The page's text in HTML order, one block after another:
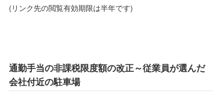
(リンク先の閲覧有効期限は半年です)
通勤手当の非課税限度額の改正～従業員が選んだ
会社付近の駐車場